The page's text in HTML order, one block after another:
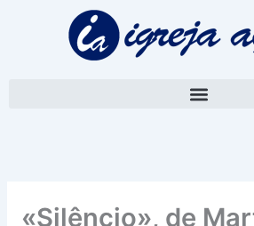
«Silêncio», de